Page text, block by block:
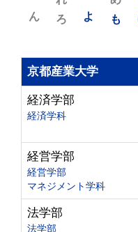
も
よ
ろ
ん
京都産業大学
経済学部
経済学科
経営学部
経営学部
マネジメント学科
法学部
法学部